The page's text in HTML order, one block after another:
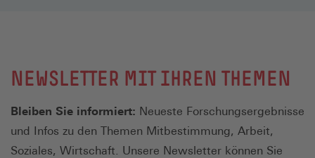
NEWSLETTER MIT IHREN THEMEN
Bleiben Sie informiert: Neueste Forschungsergebnisse
und Infos zu den Themen Mitbestimmung, Arbeit,
Soziales, Wirtschaft. Unsere Newsletter können Sie